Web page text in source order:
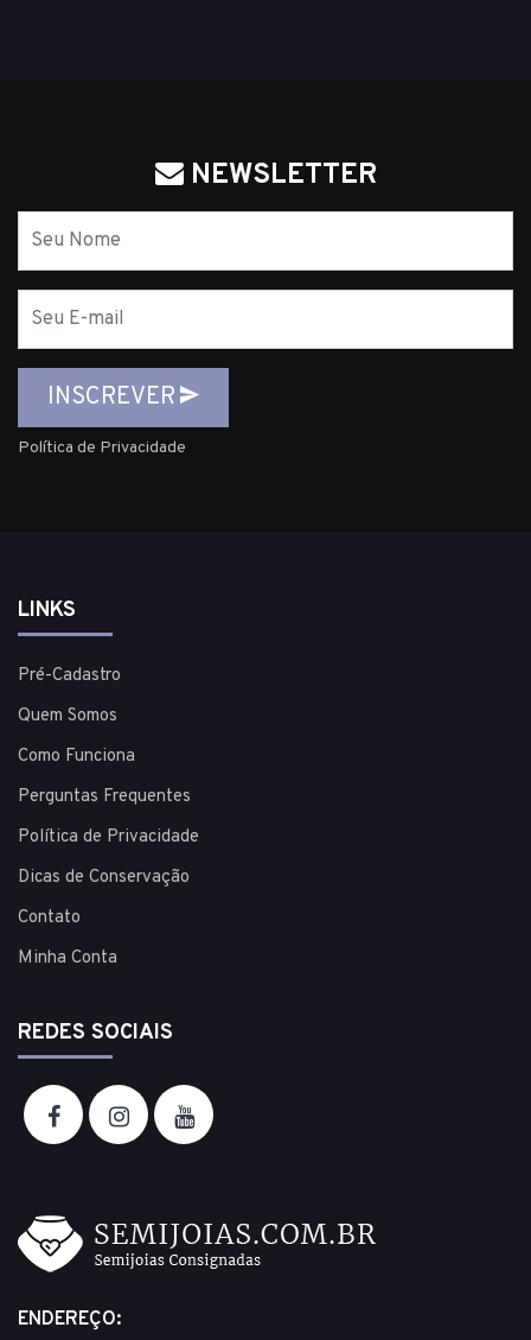
NEWSLETTER
mail
INSCREVER
Política de Privacidade
LINKS
Pré-Cadastro
Quem Somos
Como Funciona
Perguntas Frequentes
Política de Privacidade
Dicas de Conservação
Contato
Minha Conta
REDES SOCIAIS
ENDEREÇO: